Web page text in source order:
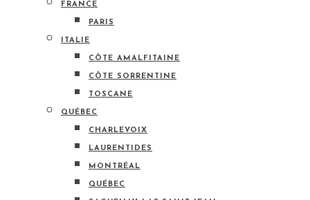
FRANCE
PARIS
ITALIE
CÔTE AMALFITAINE
CÔTE SORRENTINE
TOSCANE
QUÉBEC
CHARLEVOIX
LAURENTIDES
MONTRÉAL
QUÉBEC